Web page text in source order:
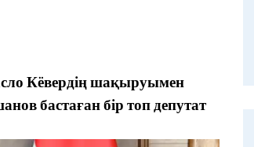
Кёвердің шақыруымен
бастаған бір топ депутат